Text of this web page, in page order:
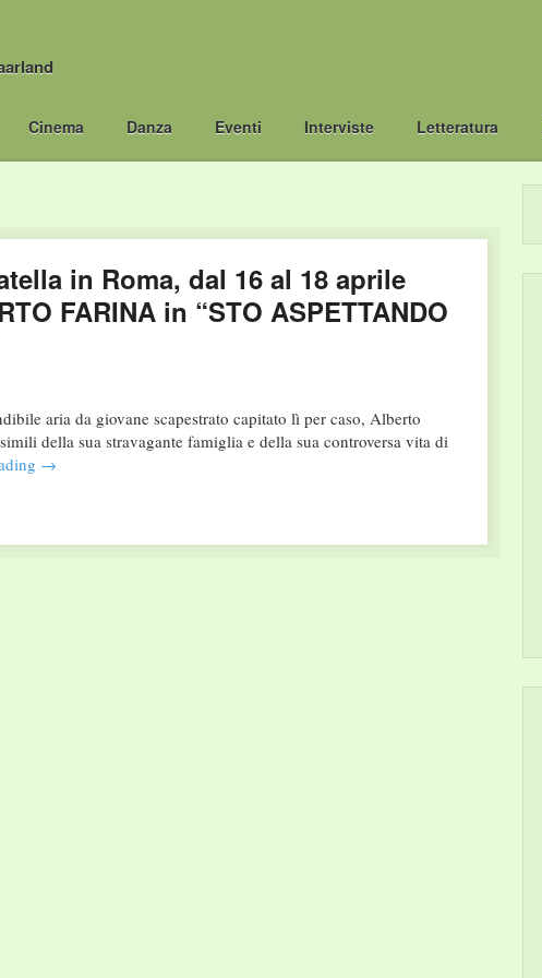
Cinema Danza Eventi Interviste Letteratura
in Roma, dal 16 al 18 aprile
FARINA in “STO ASPETTANDO
aria da giovane scapestrato capitato lì per caso, Alberto
della sua stravagante famiglia e della sua controversa vita di
→